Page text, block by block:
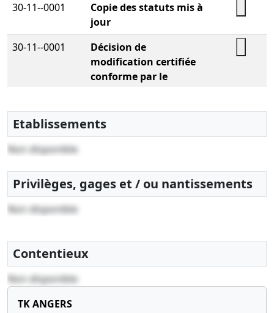
30-11--0001
Copie des statuts mis à
jour
30-11--0001
Décision de
modification certifiée
conforme par le
30-11--0001
Copie des statuts mis à
jour
30-11--0001
modification certifiée
conforme par le
représentant légal
modification certifiée
représentant légal
Etablissements
Non disponible
Privilèges, gages et / ou nantissements
Non disponible
Contentieux
Non disponible
TK ANGERS